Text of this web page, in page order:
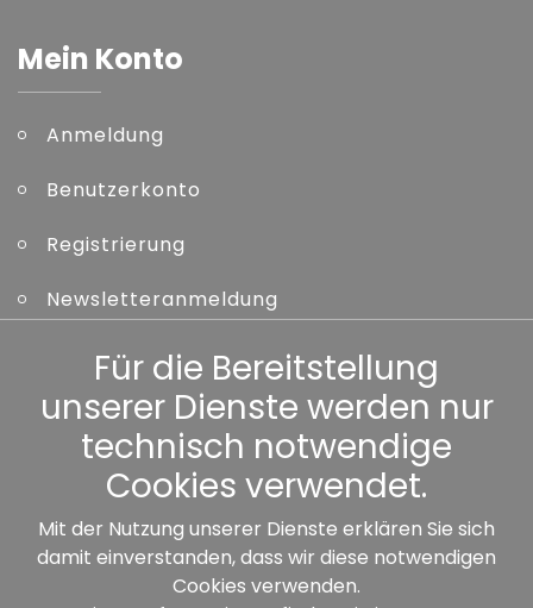
Mein Konto
Anmeldung
Benutzerkonto
Registrierung
Newsletteranmeldung
Kennwort vergessen
Sonstiges
Unsere Partner:
Für die Bereitstellung
unserer Dienste werden nur
technisch notwendige
Cookies verwendet.
Mit der Nutzung unserer Dienste erklären Sie sich
damit einverstanden, dass wir diese notwendigen
Cookies verwenden.